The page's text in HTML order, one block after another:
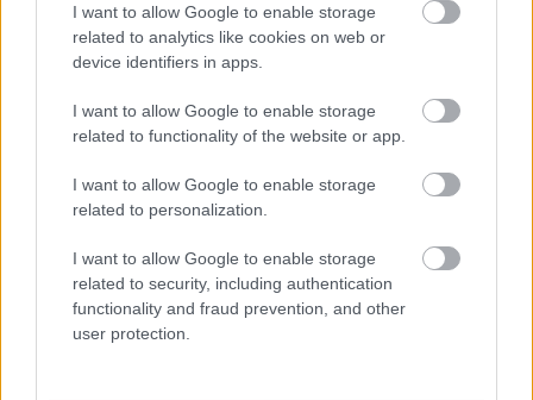
I want to allow Google to enable storage
related to analytics like cookies on web or
device identifiers in apps.
I want to allow Google to enable storage
related to functionality of the website or app.
I want to allow Google to enable storage
related to personalization.
I want to allow Google to enable storage
related to security, including authentication
functionality and fraud prevention, and other
user protection.
ÉDESKESERŰ TURNÉ: ERDÉLYI KÖRÚTRA INDUL A
MAGYAR ÁLLAMI NÉPI EGYÜTTES